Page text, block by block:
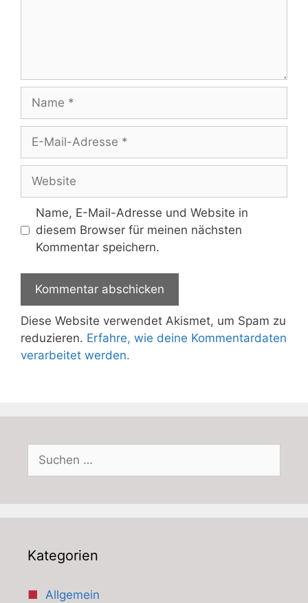
Mail-
Adresse
Name, E-Mail-Adresse und Website in
diesem Browser für meinen nächsten
Kommentar speichern.
Diese Website verwendet Akismet, um Spam zu
reduzieren. Erfahre, wie deine Kommentardaten
verarbeitet werden.
nach:
Kategorien
Allgemein